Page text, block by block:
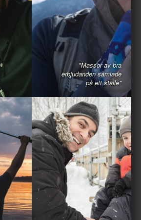
"Massor av bra
erbjudanden samlade
på ett ställe"